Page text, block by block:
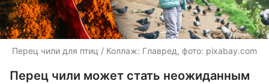
Перец чили для птиц / Коллаж: Главред, фото: pixabay.com
Перец чили может стать неожиданным